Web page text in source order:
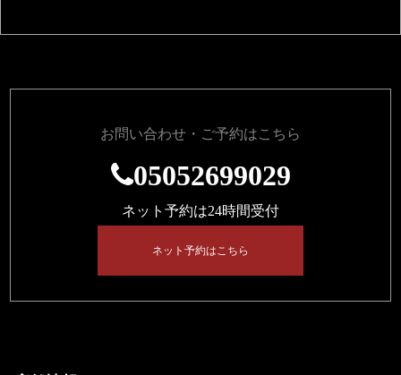
お問い合わせ・ご予約はこちら
05052699029
ネット予約は24時間受付
ネット予約はこちら